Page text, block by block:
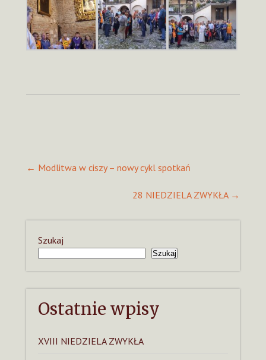
navigation
← Modlitwa w ciszy – nowy cykl spotkań
28 NIEDZIELA ZWYKŁA →
Szukaj
Szukaj
Ostatnie wpisy
XVIII NIEDZIELA ZWYKŁA